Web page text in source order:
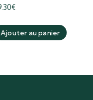
€
Ajouter au panier